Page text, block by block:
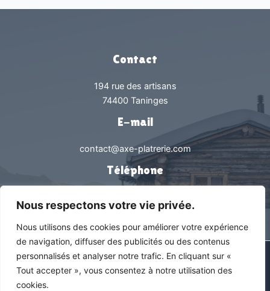
Nous respectons votre vie privée.
Nous utilisons des cookies pour améliorer votre expérience
de navigation, diffuser des publicités ou des contenus
personnalisés et analyser notre trafic. En cliquant sur «
Tout accepter », vous consentez à notre utilisation des
cookies.
Contact
194 rue des artisans
74400 Taninges
E-mail
contact@axe-platrerie.com
Téléphone
Tous droits réservés © 2026 Axe Plâtrerie |Mentions légales &
Politique de confidentialité